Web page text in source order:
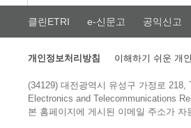
클린ETRI e-신문고 공익신고
개인정보처리방침 이해하기 쉬운 개
(34129) 대전광역시 유성구 가정로 218,
Electronics and Telecommunications
본 홈페이지에 게시된 이메일 주소가